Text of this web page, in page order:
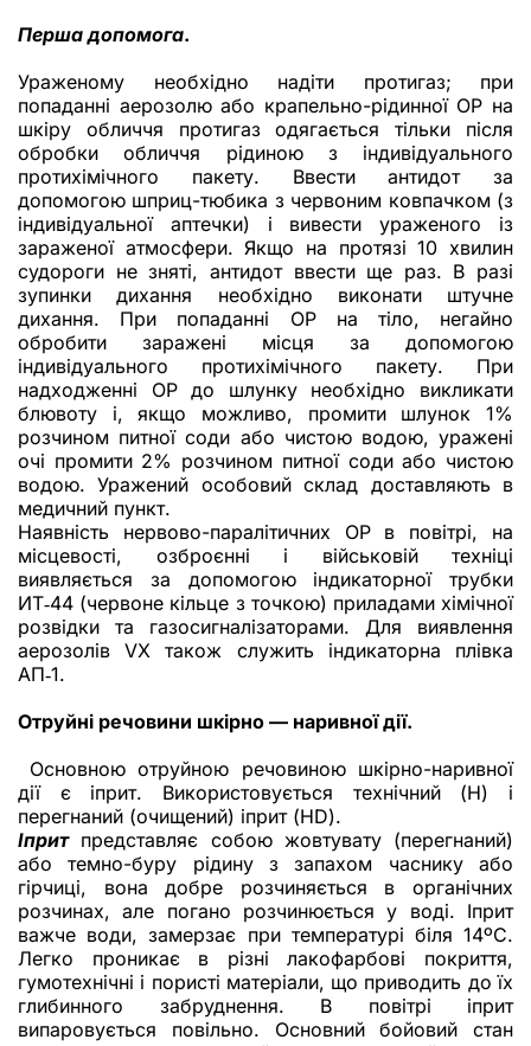
Перша допомога.
Ураженому необхідно надіти протигаз; при
попаданні аерозолю або крапельно-рідинної ОР на
шкіру обличчя протигаз одягається тільки після
обробки обличчя рідиною з індивідуального
протихімічного пакету. Ввести антидот за
допомогою шприц-тюбика з червоним ковпачком (з
індивідуальної аптечки) і вивести ураженого із
зараженої атмосфери. Якщо на протязі 10 хвилин
судороги не зняті, антидот ввести ще раз. В разі
зупинки дихання необхідно виконати штучне
дихання. При попаданні ОР на тіло, негайно
обробити заражені місця за допомогою
індивідуального протихімічного пакету. При
надходженні ОР до шлунку необхідно викликати
блювоту і, якщо можливо, промити шлунок 1%
розчином питної соди або чистою водою, уражені
очі промити 2% розчином питної соди або чистою
водою. Уражений особовий склад доставляють в
медичний пункт.
Наявність нервово-паралітичних ОР в повітрі, на
місцевості, озброєнні і військовій техніці
виявляється за допомогою індикаторної трубки
ИТ‑44 (червоне кільце з точкою) приладами хімічної
розвідки та газосигналізаторами. Для виявлення
аерозолів VX також служить індикаторна плівка
АП‑1.
Отруйні речовини шкірно — наривної дії.
Основною отруйною речовиною шкірно-наривної
дії є іприт. Використовується технічний (Н) і
перегнаний (очищений) іприт (HD).
Іпритпредставляє собою жовтувату (перегнаний)
або темно-буру рідину з запахом часнику або
гірчиці, вона добре розчиняється в органічних
розчинах, але погано розчинюється у воді. Іприт
важче води, замерзає при температурі біля 14ºС.
Легко проникає в різні лакофарбові покриття,
гумотехнічні і пористі матеріали, що приводить до їх
глибинного забруднення. В повітрі іприт
випаровується повільно. Основний бойовий стан